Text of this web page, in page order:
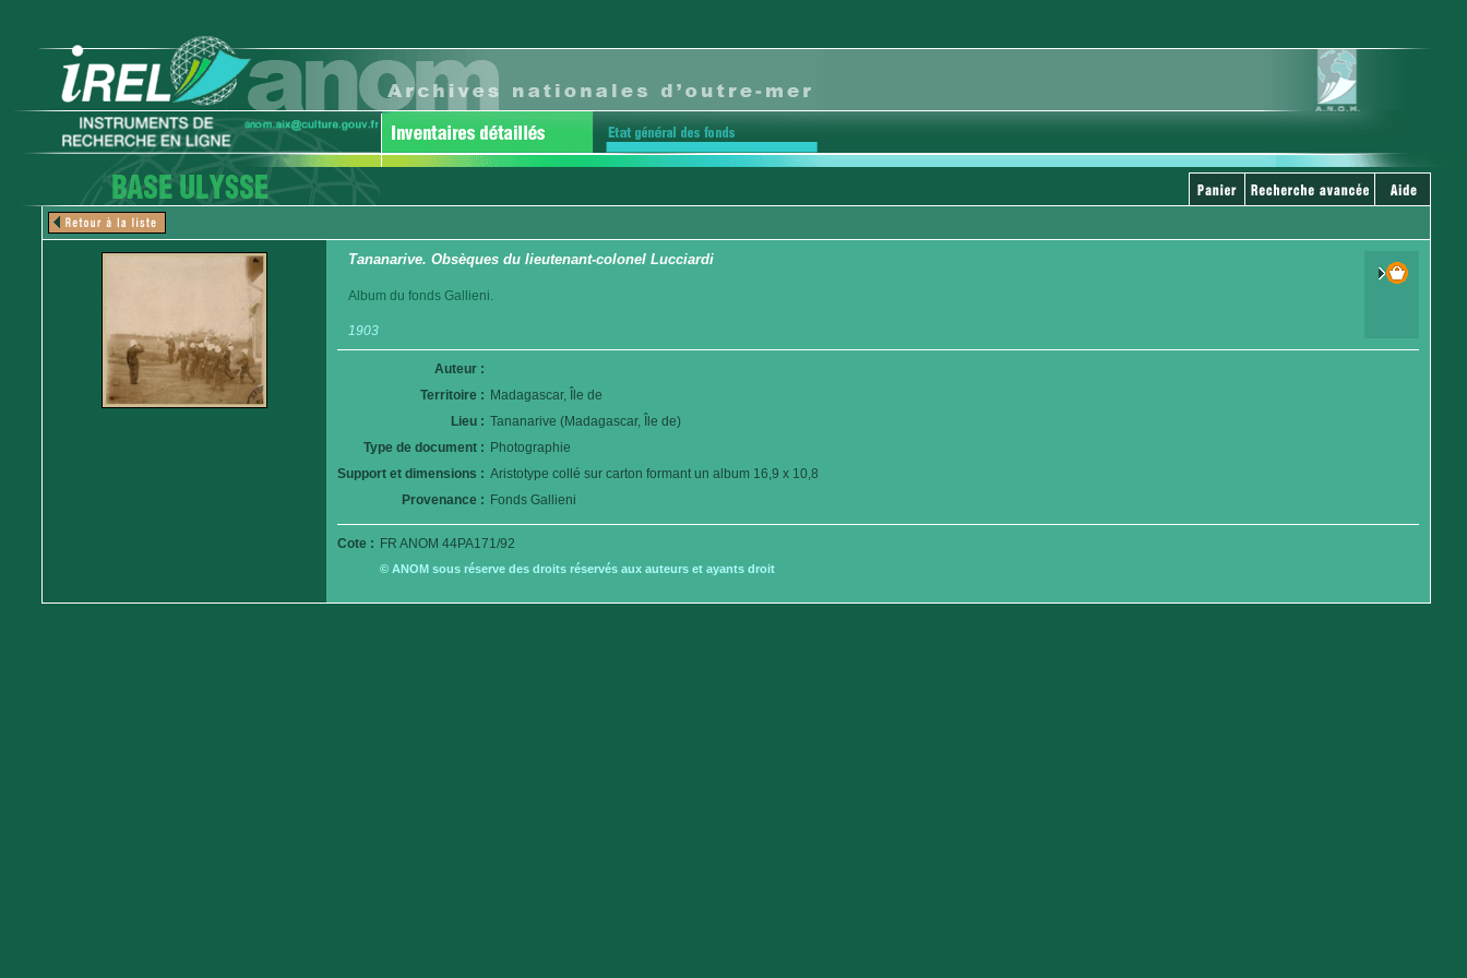
Tananarive. Obsèques du lieutenant-colonel Lucciardi
Album du fonds Gallieni.
1903
Auteur :
Territoire : Madagascar, Île de
Lieu : Tananarive (Madagascar, Île de)
Type de document : Photographie
Support et dimensions : Aristotype collé sur carton formant un album 16,9 x 10,8
Provenance : Fonds Gallieni
Cote : FR ANOM 44PA171/92
© ANOM sous réserve des droits réservés aux auteurs et ayants droit